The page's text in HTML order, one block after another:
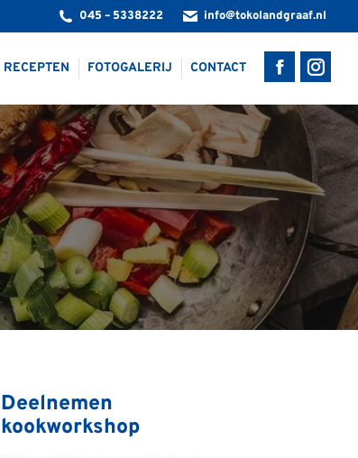
045 – 5338222 info@tokolandgraaf.nl
RECEPTEN FOTOGALERIJ CONTACT
Facebook
page
opens
in
new
window
page
opens
in
Deelnemen
kookworkshop